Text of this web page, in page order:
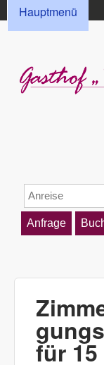
HAUPTMENÜ
Hauptmenü
für